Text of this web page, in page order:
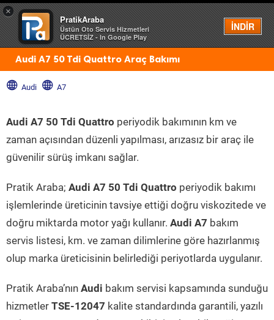
×
PratikAraba
Üstün Oto Servis Hizmetleri
ÜCRETSİZ - In Google Play
İNDİR
Menü
Audi A7 50 Tdi Quattro Araç Bakımı
Audi A7
Audi A7 50 Tdi Quattro periyodik bakımının km ve
zaman açısından düzenli yapılması, arızasız bir araç ile
güvenilir sürüş imkanı sağlar.
Pratik Araba; Audi A7 50 Tdi Quattro periyodik bakımı
işlemlerinde üreticinin tavsiye ettiği doğru viskozitede ve
doğru miktarda motor yağı kullanır. Audi A7 bakım
servis listesi, km. ve zaman dilimlerine göre hazırlanmış
olup marka üreticisinin belirlediği periyotlarda uygulanır.
Pratik Araba’nın Audi bakım servisi kapsamında sunduğu
hizmetler TSE-12047 kalite standardında garantili, yazılı